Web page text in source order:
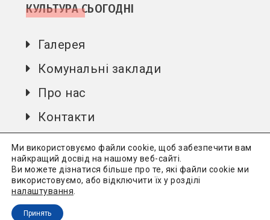
КУЛЬТУРА СЬОГОДНІ
Галерея
Комунальні заклади
Про нас
Контакти
Культура сьогодні Всі права захищені.
Ми використовуємо файли cookie, щоб забезпечити вам
найкращий досвід на нашому веб-сайті.
Ви можете дізнатися більше про те, які файли cookie ми
використовуємо, або відключити їх у розділі
налаштування
Принять